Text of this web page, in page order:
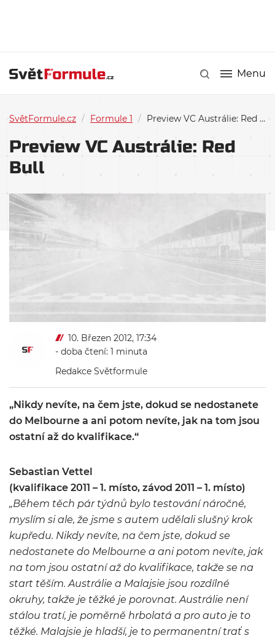
Menu
SvětFormule.cz / Formule 1 / Preview VC Austrálie: Red Bull
Preview VC Austrálie: Red
Bull
10. Březen 2012, 17:34
- doba čtení: 1 minuta
Redakce Světformule
„Nikdy nevíte, na čem jste, dokud se nedostanete
do Melbourne a ani potom nevíte, jak na tom jsou
ostatní až do kvalifikace.“
Sebastian Vettel
(kvalifikace 2011 – 1. místo, závod 2011 – 1. místo)
„Během těch pár týdnů bylo testování náročné,
myslím si ale, že jsme s autem udělali slušný krok
kupředu. Nikdy nevíte, na čem jste, dokud se
nedostanete do Melbourne a ani potom nevíte, jak
na tom jsou ostatní až do kvalifikace, takže se na
start těším. Austrálie a Malajsie jsou rozdílné
okruhy, takže je těžké je porovnat. Austrálie není
stálou tratí, je poměrně hrbolatá a pro auto je to
těžké. Malajsie je hladší, je to permanentní trať s